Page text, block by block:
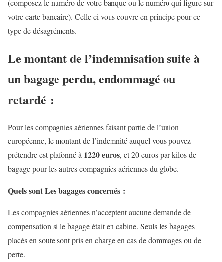
(composez le numéro de votre banque ou le numéro qui figure sur
votre carte bancaire). Celle ci vous couvre en principe pour ce
type de désagréments.
Le montant de l’indemnisation suite à
un bagage perdu, endommagé ou
retardé :
Pour les compagnies aériennes faisant partie de l’union
européenne, le montant de l’indemnité auquel vous pouvez
prétendre est plafonné à 1220 euros, et 20 euros par kilos de
bagage pour les autres compagnies aériennes du globe.
Quels sont Les bagages concernés :
Les compagnies aériennes n’acceptent aucune demande de
compensation si le bagage était en cabine. Seuls les bagages
placés en soute sont pris en charge en cas de dommages ou de
perte.